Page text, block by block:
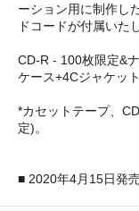
ーション用に制作し
ドコードが付属いた
CD-R - 100枚限定&
ケース+4Cジャケッ
*カセットテープ、
定)。
■ 2020年4月15日発売